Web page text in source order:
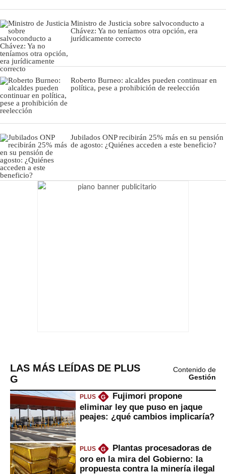
Ministro de Justicia sobre salvoconducto a
Chávez: Ya no teníamos otra opción, era
jurídicamente correcto
Roberto Burneo: alcaldes pueden continuar en
política, pese a prohibición de reelección
Jubilados ONP recibirán 25% más en su pensión
de agosto: ¿Quiénes acceden a este beneficio?
LAS MÁS LEÍDAS DE PLUS
G
Contenido de
Gestión
PLUS G
Fujimori propone
eliminar ley que puso en jaque
peajes: ¿qué cambios implicaría?
PLUS G
Plantas procesadoras de
oro en la mira del Gobierno: la
propuesta contra la minería ilegal